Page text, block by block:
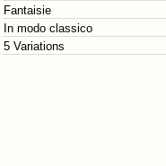
Fantaisie
In modo classico
5 Variations